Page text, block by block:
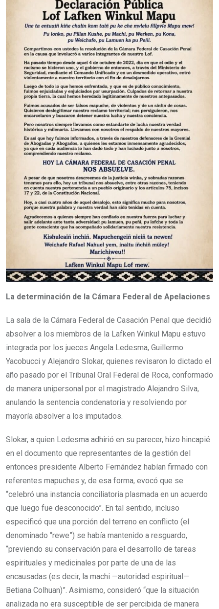
La determinación de la Cámara Federal de Apelaciones
La sala de la Cámara Federal de Casación Penal que decidió
absolver a los miembros de la Lafken Winkul Mapu estuvo
integrada por los jueces Angela Ledesma, Guillermo
Yacobucci y Alejandro Slokar, quienes revisaron lo dictado el
año pasado por el Tribunal Oral Federal de Roca, conformado
de manera unipersonal por el magistrado Alejandro Silva,
anulando la sentencia condenatoria y resolviendo por
mayoría absolver a los imputados.
Slokar, a quien Ledesma adhirió en su parecer, hizo hincapié
en el documento que representantes de la gestión del
entonces presidente Alberto Fernández habían firmado con
referentes mapuches y, de esa forma, evocó que se
“celebró una instancia conciliatoria plasmada en un acuerdo
que luego fue desconocido”. En tal sentido, incluso
especificó que una porción del terreno en conflicto (el
denominado “rewe”) se había mantenido a resguardo,
“previendo su conservación para el desarrollo de tareas
espirituales y medicinales por parte de una de las
encausadas (es decir, la machi —autoridad espiritual—
Betiana Colhuan)”. Asimismo, consideró “que la situación
analizada no era susceptible de ser percibida de manera